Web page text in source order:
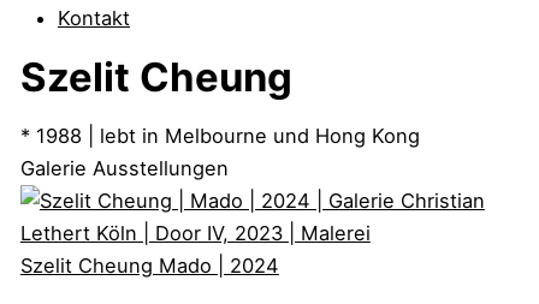
Kontakt
Szelit Cheung
* 1988 | lebt in Melbourne und Hong Kong
Galerie Ausstellungen
Szelit Cheung Mado | 2024